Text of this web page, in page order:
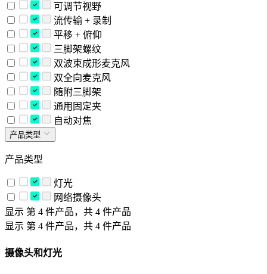
可调节视野
流传输 + 录制
平移 + 俯仰
三脚架螺纹
双波束成形麦克风
双全向麦克风
随附三脚架
通用固定夹
自动对焦
产品类型
产品类型
灯光
网络摄像头
显示 第 4 件产品，共 4 件产品
显示 第 4 件产品，共 4 件产品
摄像头和灯光